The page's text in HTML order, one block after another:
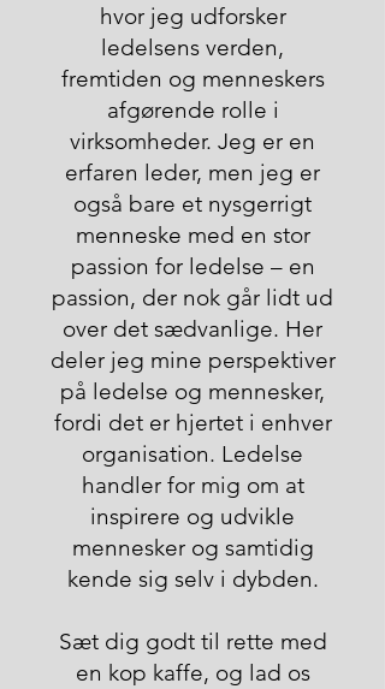
hvor jeg udforsker
ledelsens verden,
fremtiden og menneskers
afgørende rolle i
virksomheder. Jeg er en
erfaren leder, men jeg er
også bare et nysgerrigt
menneske med en stor
passion for ledelse – en
passion, der nok går lidt ud
over det sædvanlige. Her
deler jeg mine perspektiver
på ledelse og mennesker,
fordi det er hjertet i enhver
organisation. Ledelse
handler for mig om at
inspirere og udvikle
mennesker og samtidig
kende sig selv i dybden.
Sæt dig godt til rette med
en kop kaffe, og lad os